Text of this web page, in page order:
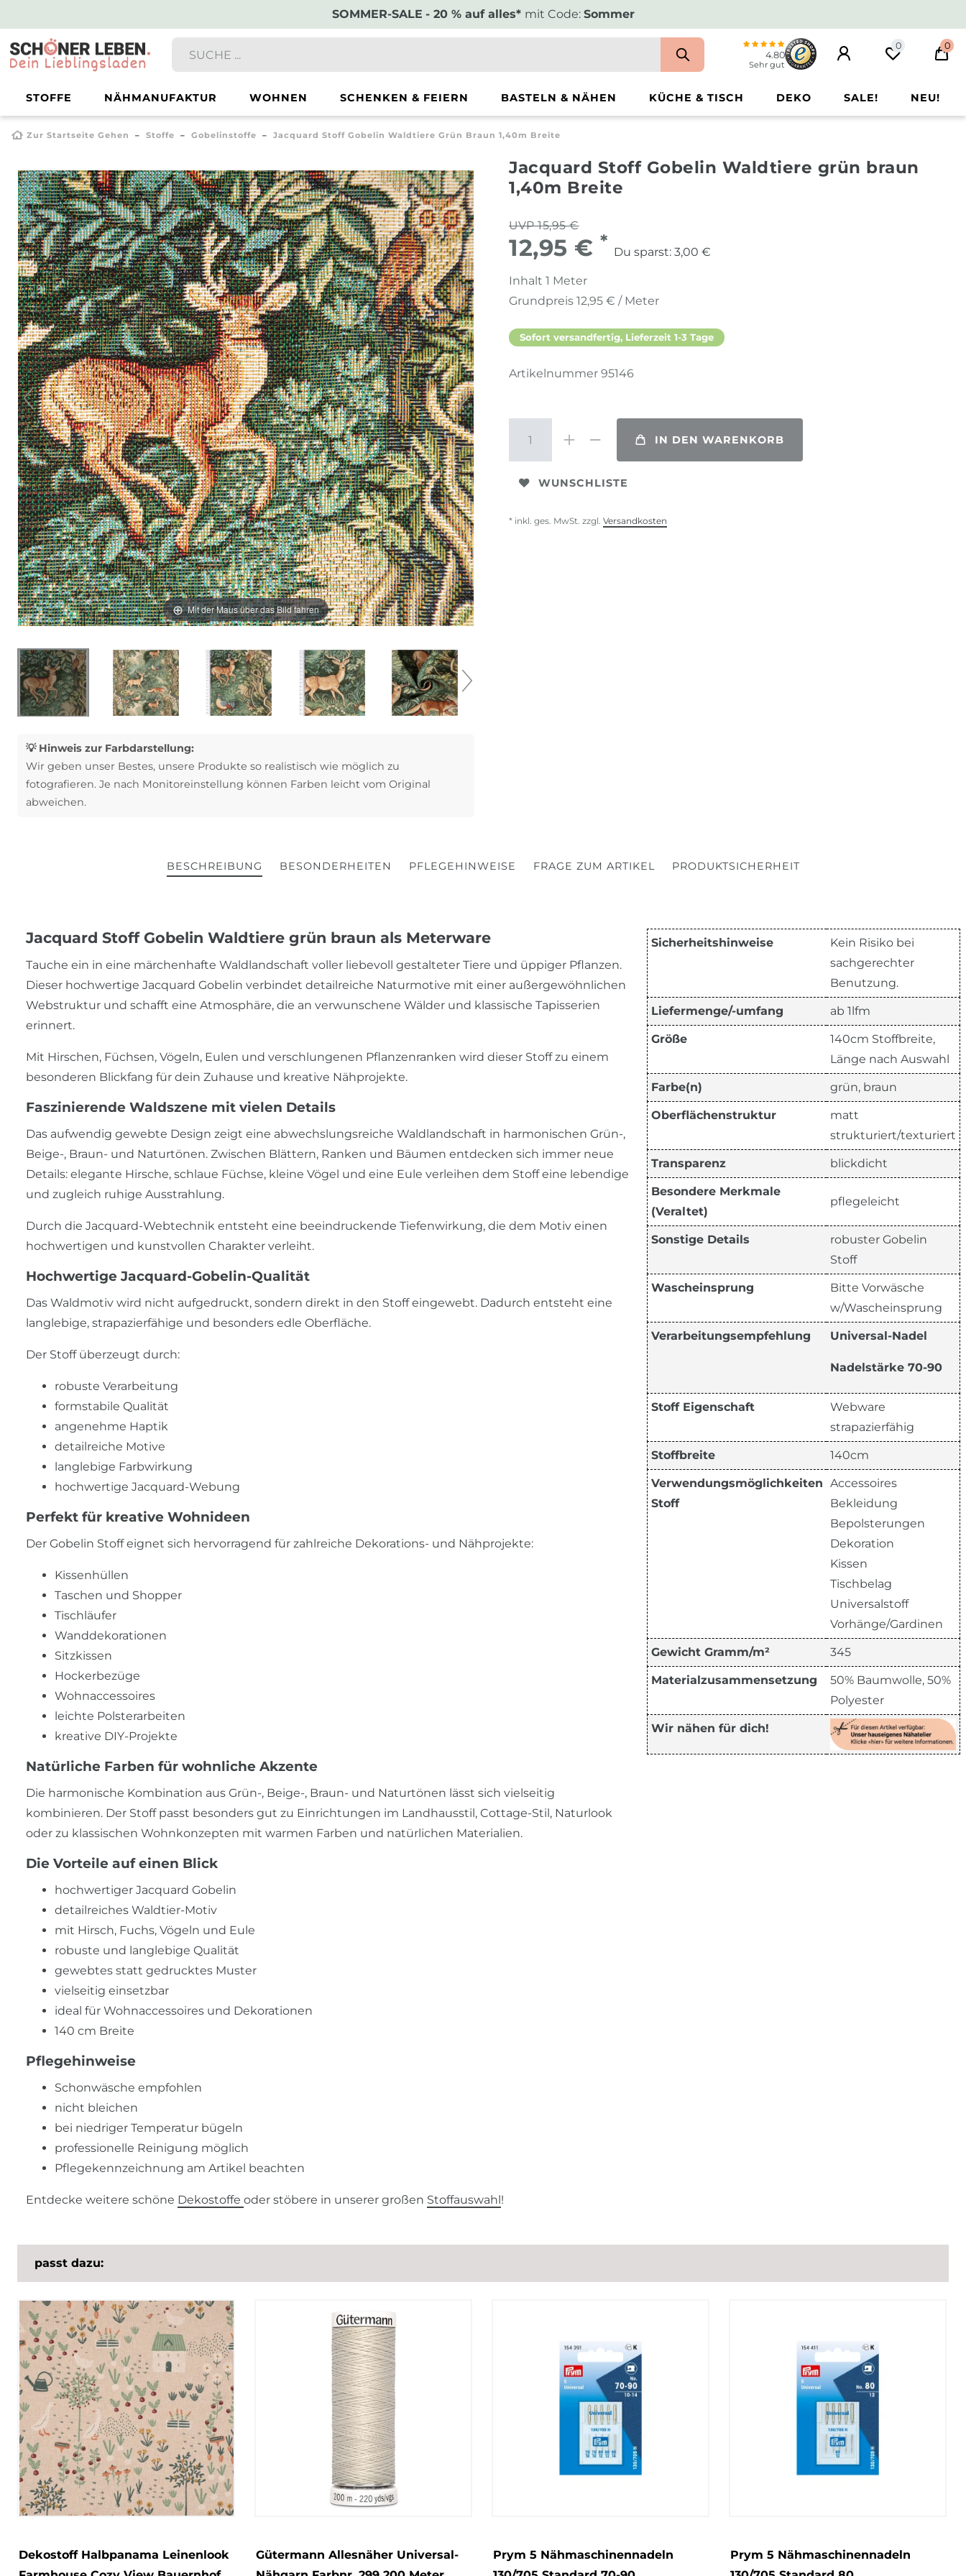
SOMMER-SALE - 20 % auf alles* mit Code: Sommer
4.80
Sehr gut
0 0
STOFFE NÄHMANUFAKTUR WOHNEN SCHENKEN & FEIERN BASTELN & NÄHEN KÜCHE & TISCH DEKO SALE! NEU!
Zur Startseite Gehen Stoffe Gobelinstoffe Jacquard Stoff Gobelin Waldtiere Grün Braun 1,40m Breite
Mit der Maus über das Bild fahren
💡 Hinweis zur Farbdarstellung:
Wir geben unser Bestes, unsere Produkte so realistisch wie möglich zu
fotografieren. Je nach Monitoreinstellung können Farben leicht vom Original
abweichen.
Jacquard Stoff Gobelin Waldtiere grün braun
1,40m Breite
UVP 15,95 €
12,95 € *
Du sparst: 3,00 €
Inhalt 1 Meter
Grundpreis 12,95 € / Meter
Sofort versandfertig, Lieferzeit 1-3 Tage
Artikelnummer 95146
IN DEN WARENKORB
WUNSCHLISTE
* inkl. ges. MwSt. zzgl. Versandkosten
BESCHREIBUNG BESONDERHEITEN PFLEGEHINWEISE FRAGE ZUM ARTIKEL PRODUKTSICHERHEIT
Jacquard Stoff Gobelin Waldtiere grün braun als Meterware
Tauche ein in eine märchenhafte Waldlandschaft voller liebevoll gestalteter Tiere und üppiger Pflanzen.
Dieser hochwertige Jacquard Gobelin verbindet detailreiche Naturmotive mit einer außergewöhnlichen
Webstruktur und schafft eine Atmosphäre, die an verwunschene Wälder und klassische Tapisserien
erinnert.
Mit Hirschen, Füchsen, Vögeln, Eulen und verschlungenen Pflanzenranken wird dieser Stoff zu einem
besonderen Blickfang für dein Zuhause und kreative Nähprojekte.
Faszinierende Waldszene mit vielen Details
Das aufwendig gewebte Design zeigt eine abwechslungsreiche Waldlandschaft in harmonischen Grün-,
Beige-, Braun- und Naturtönen. Zwischen Blättern, Ranken und Bäumen entdecken sich immer neue
Details: elegante Hirsche, schlaue Füchse, kleine Vögel und eine Eule verleihen dem Stoff eine lebendige
und zugleich ruhige Ausstrahlung.
Durch die Jacquard-Webtechnik entsteht eine beeindruckende Tiefenwirkung, die dem Motiv einen
hochwertigen und kunstvollen Charakter verleiht.
Hochwertige Jacquard-Gobelin-Qualität
Das Waldmotiv wird nicht aufgedruckt, sondern direkt in den Stoff eingewebt. Dadurch entsteht eine
langlebige, strapazierfähige und besonders edle Oberfläche.
Der Stoff überzeugt durch:
robuste Verarbeitung
formstabile Qualität
angenehme Haptik
detailreiche Motive
langlebige Farbwirkung
hochwertige Jacquard-Webung
Perfekt für kreative Wohnideen
Der Gobelin Stoff eignet sich hervorragend für zahlreiche Dekorations- und Nähprojekte:
Kissenhüllen
Taschen und Shopper
Tischläufer
Wanddekorationen
Sitzkissen
Hockerbezüge
Wohnaccessoires
leichte Polsterarbeiten
kreative DIY-Projekte
Natürliche Farben für wohnliche Akzente
Die harmonische Kombination aus Grün-, Beige-, Braun- und Naturtönen lässt sich vielseitig
kombinieren. Der Stoff passt besonders gut zu Einrichtungen im Landhausstil, Cottage-Stil, Naturlook
oder zu klassischen Wohnkonzepten mit warmen Farben und natürlichen Materialien.
Die Vorteile auf einen Blick
hochwertiger Jacquard Gobelin
detailreiches Waldtier-Motiv
mit Hirsch, Fuchs, Vögeln und Eule
robuste und langlebige Qualität
gewebtes statt gedrucktes Muster
vielseitig einsetzbar
ideal für Wohnaccessoires und Dekorationen
140 cm Breite
Pflegehinweise
Schonwäsche empfohlen
nicht bleichen
bei niedriger Temperatur bügeln
professionelle Reinigung möglich
Pflegekennzeichnung am Artikel beachten
Entdecke weitere schöne Dekostoffe oder stöbere in unserer großen Stoffauswahl !
Sicherheitshinweise
Kein Risiko bei
sachgerechter
Benutzung.
Liefermenge/-umfang ab 1lfm
Größe
140cm Stoffbreite,
Länge nach Auswahl
Farbe(n) grün, braun
Oberflächenstruktur
matt
strukturiert/texturiert
Transparenz blickdicht
Besondere Merkmale
(Veraltet)
pflegeleicht
Sonstige Details
robuster Gobelin
Stoff
Wascheinsprung
Bitte Vorwäsche
w/Wascheinsprung
Verarbeitungsempfehlung Universal-Nadel
Nadelstärke 70-90
Stoff Eigenschaft
Webware
strapazierfähig
Stoffbreite 140cm
Verwendungsmöglichkeiten
Stoff
Accessoires
Bekleidung
Bepolsterungen
Dekoration
Kissen
Tischbelag
Universalstoff
Vorhänge/Gardinen
Gewicht Gramm/m² 345
Materialzusammensetzung
50% Baumwolle, 50%
Polyester
Wir nähen für dich!
passt dazu:
Dekostoff Halbpanama Leinenlook
Gütermann Allesnäher Universal-
Prym 5 Nähmaschinennadeln
Prym 5 Nähmaschinennadeln